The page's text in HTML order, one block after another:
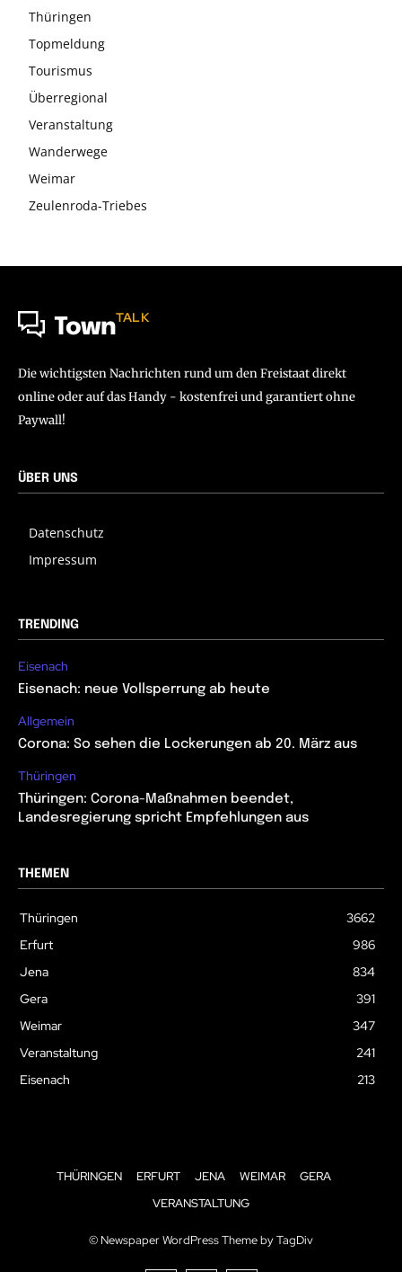
Thüringen
Topmeldung
Tourismus
Überregional
Veranstaltung
Wanderwege
Weimar
Zeulenroda-Triebes
TownTALK
Die wichtigsten Nachrichten rund um den Freistaat direkt
online oder auf das Handy - kostenfrei und garantiert ohne
Paywall!
ÜBER UNS
Datenschutz
Impressum
TRENDING
Eisenach
Eisenach: neue Vollsperrung ab heute
Allgemein
Corona: So sehen die Lockerungen ab 20. März aus
Thüringen
Thüringen: Corona-Maßnahmen beendet,
Landesregierung spricht Empfehlungen aus
THEMEN
Thüringen
3662
Erfurt
986
Jena
834
Gera
391
Weimar
347
Veranstaltung
241
Eisenach
213
THÜRINGEN ERFURT JENA WEIMAR
GERA
VERANSTALTUNG
© Newspaper WordPress Theme by TagDiv